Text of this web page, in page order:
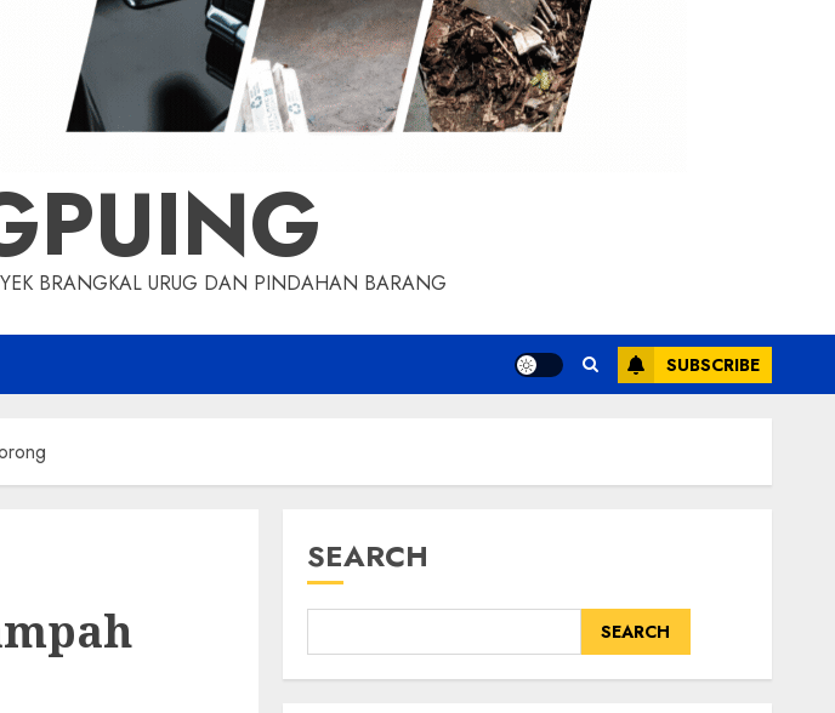
BRANGKAL URUG DAN PINDAHAN BARANG
SUBSCRIBE
SEARCH
SEARCH